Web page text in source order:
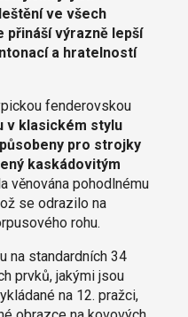
ve všech
přináší výrazně lepší
a hratelností
fenderovskou
v klasickém stylu
pro strojky
kaskádovitým
věnována pohodlnému
se odrazilo na
rohu.
na standardních 34
prvků, jakými jsou
na 12. pražci,